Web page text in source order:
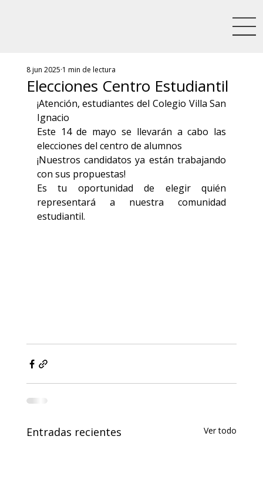
Elecciones Centro Estudiantil
8 jun 2025 1 min de lectura
¡Atención, estudiantes del Colegio Villa San
Ignacio
Este 14 de mayo se llevarán a cabo las
elecciones del centro de alumnos
¡Nuestros candidatos ya están trabajando
con sus propuestas!
Es tu oportunidad de elegir quién
representará a nuestra comunidad
estudiantil.
Entradas recientes Ver todo